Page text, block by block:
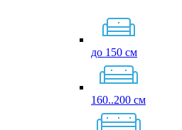
до 150 см
160..200 см